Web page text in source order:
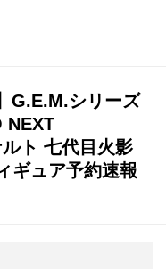
G.E.M.シリーズ
NEXT
ト 七代目火影
ギュア予約速報